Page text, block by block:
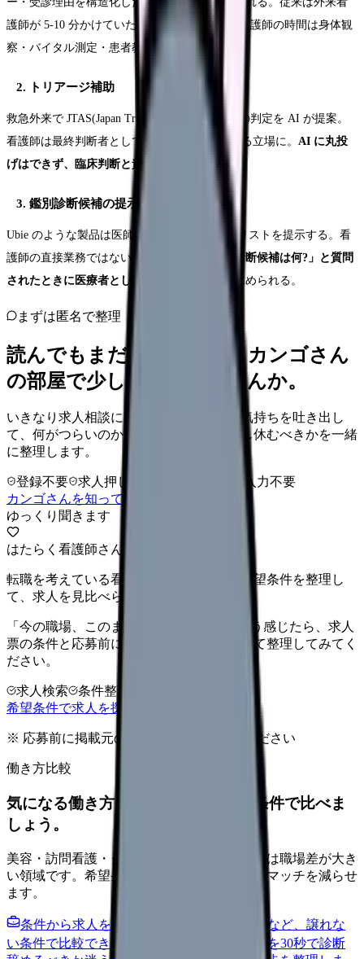
護師が 5-10 分かけていた作業が数秒で完了。看護師の時間は身体観
察・バイタル測定・患者教育に再配分される。
2. トリアージ補助
救急外来で JTAS(Japan Triage and Acuity Scale)の判定を AI が提案。
看護師は最終判断者として AI の提案を採否する立場に。 AI に丸投
げはできず、臨床判断と責任は看護師に残る
3. 鑑別診断候補の提示(医師向け)
Ubie のような製品は医師に上位 5 候補の疾患リストを提示する。看
護師の直接業務ではないが、
患者から「この診断候補は何?」と質問
されたときに医療者として説明できる知識
が求められる。
まずは匿名で整理
読んでもまだ苦しいなら、カンゴさん
の部屋で少し話してみませんか。
いきなり求人相談には進みません。今の気持ちを吐き出し
て、何がつらいのか、辞めるべきか、少し休むべきかを一緒
に整理します。
登録不要 求人押し売りなし
病院名は入力不要
カンゴさんを知ってから相談する
ゆっくり聞きます
はたらく看護師さん 求人
転職を考えている看護師さんへ。まずは希望条件を整理し
て、求人を見比べられます。
「今の職場、このままでいいのかな...」そう感じたら、求人
票の条件と応募前に確認したい不安を分けて整理してみてく
ださい。
求人検索 条件整理
希望条件で求人を探す
※ 応募前に掲載元の最新情報を確認してください
働き方比較
気になる働き方を、求人を見る前に条件で比べま
しょう。
美容・訪問看護・クリニック・夜勤なしなどは職場差が大き
い領域です。希望条件を先に整理するとミスマッチを減らせ
ます。
条件から求人を見る
夜勤回数・残業・通勤など、譲れな
い条件で比較できます。
職場の悩みを30秒で診断